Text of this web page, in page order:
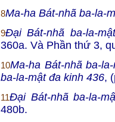
8Ma-ha Bát-nhã ba-la-
9Đại Bát-nhã ba-la-
360a. Và Phần thứ 3,
10Ma-ha Bát-nhã ba-
ba-la-mật đa kinh 436,
11Đại Bát-nhã ba-la-
480b.